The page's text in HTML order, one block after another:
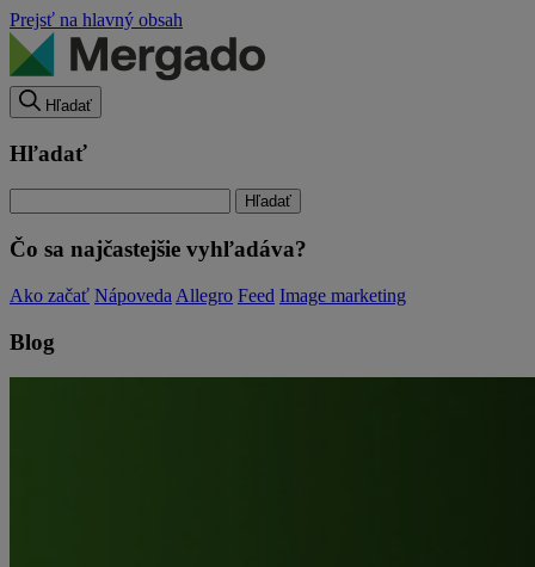
Prejsť na hlavný obsah
Hľadať
Hľadať
Čo sa najčastejšie vyhľadáva?
Ako začať Nápoveda Allegro Feed Image marketing
Blog